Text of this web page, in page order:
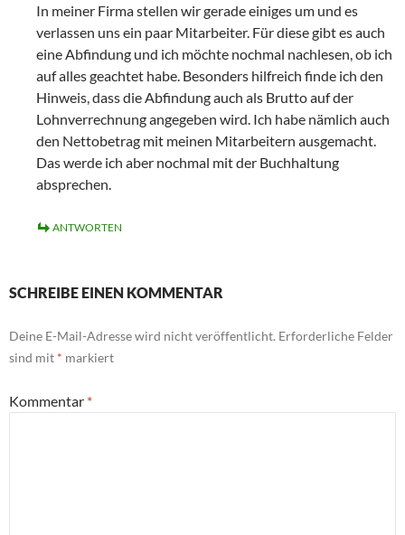
In meiner Firma stellen wir gerade einiges um und es
verlassen uns ein paar Mitarbeiter. Für diese gibt es auch
eine Abfindung und ich möchte nochmal nachlesen, ob ich
auf alles geachtet habe. Besonders hilfreich finde ich den
Hinweis, dass die Abfindung auch als Brutto auf der
Lohnverrechnung angegeben wird. Ich habe nämlich auch
den Nettobetrag mit meinen Mitarbeitern ausgemacht.
Das werde ich aber nochmal mit der Buchhaltung
absprechen.
ANTWORTEN
SCHREIBE EINEN KOMMENTAR
Deine E-Mail-Adresse wird nicht veröffentlicht. Erforderliche Felder
sind mit * markiert
Kommentar *